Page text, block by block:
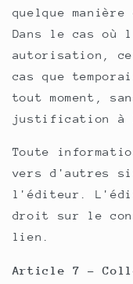
quelque
Dans le cas où
autorisation,
cas que
tout moment,
justification à
Toute
vers d'autres
l'éditeur.
droit sur le
lien.
Article 7 -